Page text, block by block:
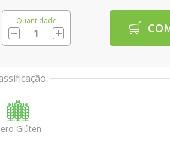
Quantidade
Glúten